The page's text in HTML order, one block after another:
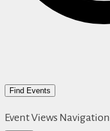
Find Events
Event Views Navigation